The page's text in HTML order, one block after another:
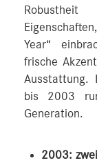
Year“
frische
Ausstattung.
bis 2003
Generation.
2003: